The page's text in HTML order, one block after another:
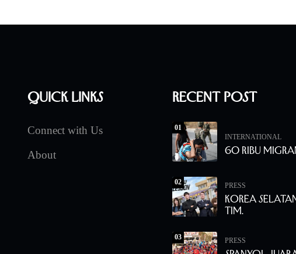
Quick Links
Connect with Us
About
Recent Post
01
INTERNATIONAL
60 Ribu
02 PRESS
Korea
Tim.
03 PRESS